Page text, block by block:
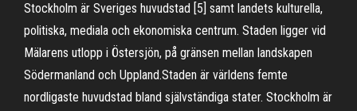
Stockholm är Sveriges huvudstad [5] samt landets kulturella,
politiska, mediala och ekonomiska centrum. Staden ligger vid
Mälarens utlopp i Östersjön, på gränsen mellan landskapen
Södermanland och Uppland.Staden är världens femte
nordligaste huvudstad bland självständiga stater. Stockholm är